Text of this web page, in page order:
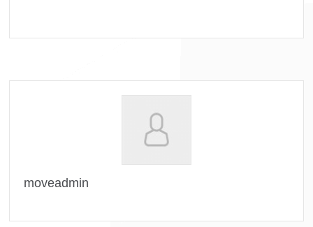
moveadmin